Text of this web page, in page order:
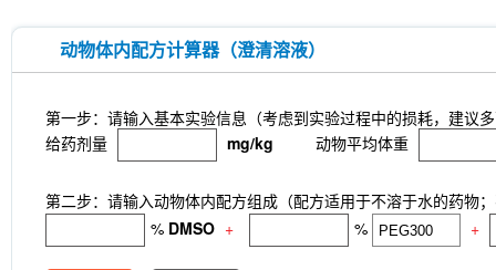
动物体内配方计算器（澄清溶液）
第一步：请输入基本实验信息（考虑到实验过程中的损耗，建议
给药剂量
mg/kg 动物平均体重
第二步：请输入动物体内配方组成（配方适用于不溶于水的药物
% DMSO + % +